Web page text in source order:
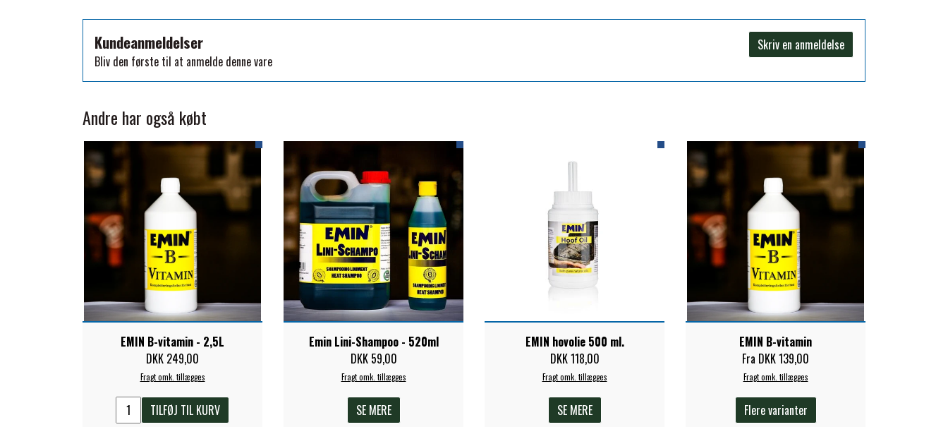
WAHLSTEN
WALDHAUSEN
WALSH
QHP -BRANDS OF Q
PREMIER EQUINE INSEKTBESKYTTELSE
Skriv en anmeldelse
Kundeanmeldelser
Bliv den første til at anmelde denne vare
Andre har også købt
EMIN B-vitamin - 2,5L
DKK 249,00
Fragt omk. tillægges
TILFØJ TIL KURV
Emin Lini-Shampoo - 520ml
DKK 59,00
Fragt omk. tillægges
SE MERE
EMIN hovolie 500 ml.
DKK 118,00
Fragt omk. tillægges
SE MERE
EMIN B-vitamin
Fra DKK 139,00
Fragt omk. tillægges
Flere varianter